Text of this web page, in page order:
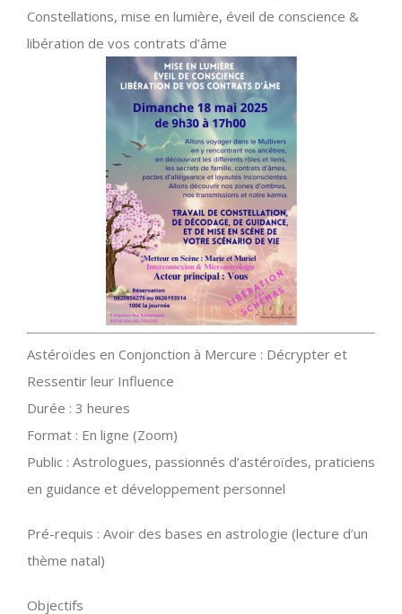
Constellations, mise en lumière, éveil de conscience &
libération de vos contrats d’âme
Astéroïdes en Conjonction à Mercure : Décrypter et
Ressentir leur Influence
Durée : 3 heures
Format : En ligne (Zoom)
Public : Astrologues, passionnés d’astéroïdes, praticiens
en guidance et développement personnel
Pré-requis : Avoir des bases en astrologie (lecture d’un
thème natal)
Objectifs